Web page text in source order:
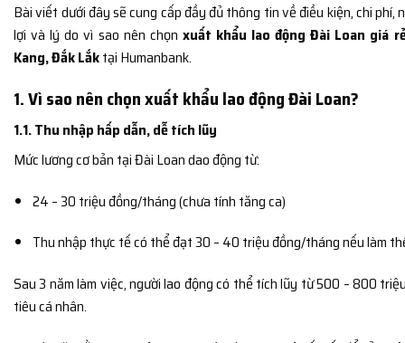
Bài viết dưới đây sẽ cung cấp đầy đủ thông tin về điều kiện, chi phí,
lợi và lý do vì sao nên chọn xuất khẩu lao động Đài Loan giá
Kang, Đắk Lắktại Humanbank.
1. Vì sao nên chọn xuất khẩu lao động Đài Loan?
1.1. Thu nhập hấp dẫn, dễ tích lũy
Mức lương cơ bản tại Đài Loan dao động từ:
24 – 30 triệu đồng/tháng (chưa tính tăng ca)
Thu nhập thực tế có thể đạt 30 – 40 triệu đồng/tháng nếu làm
Sau 3 năm làm việc, người lao động có thể tích lũy từ 500 – 800
tiêu cá nhân.